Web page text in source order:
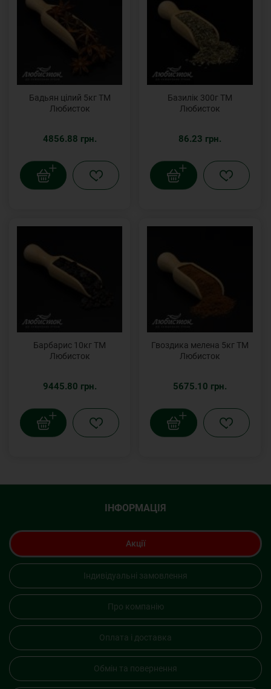
Бадьян цілий 5кг ТМ
Любисток
4856.88 грн.
Базилік 300г ТМ
Любисток
86.23 грн.
Барбарис 10кг ТМ
Любисток
9445.80 грн.
Гвоздика мелена 5кг ТМ
Любисток
5675.10 грн.
ІНФОРМАЦІЯ
Акції
Індивідуальні замовлення
Про компанію
Оплата і доставка
Обмін та повернення